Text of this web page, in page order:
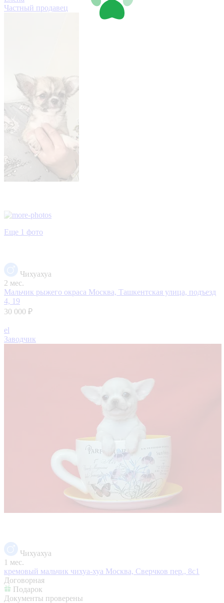
Частный продавец
Еще 1 фото
Чихуахуа
2 мес.
Мальчик рыжего окраса Москва, Ташкентская улица, подъезд
4, 19
30 000 ₽
el
Заводчик
Чихуахуа
1 мес.
кремовый мальчик чихуа-хуа Москва, Сверчков пер., 8с1
Договорная
Подарок
Документы проверены